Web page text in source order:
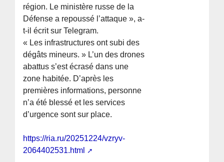
région. Le ministère russe de la
Défense a repoussé l’attaque », a-
t-il écrit sur Telegram.
« Les infrastructures ont subi des
dégâts mineurs. » L’un des drones
abattus s’est écrasé dans une
zone habitée. D’après les
premières informations, personne
n’a été blessé et les services
d’urgence sont sur place.
https://ria.ru/20251224/vzryv-
2064402531.html